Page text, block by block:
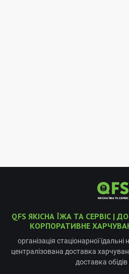
QFS ЯКІСНА ЇЖА ТА СЕРВІС |
КОРПОРАТИВНЕ
організація стаціонарної
централізована доставка
доставка обідів